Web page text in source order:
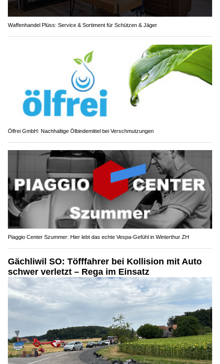
Waffenhandel Plüss: Service & Sortiment für Schützen & Jäger
Ölfrei GmbH: Nachhaltige Ölbindemittel bei Verschmutzungen
Piaggio Center Szummer: Hier lebt das echte Vespa-Gefühl in Winterthur ZH
Gächliwil SO: Töfffahrer bei Kollision mit Auto
schwer verletzt – Rega im Einsatz